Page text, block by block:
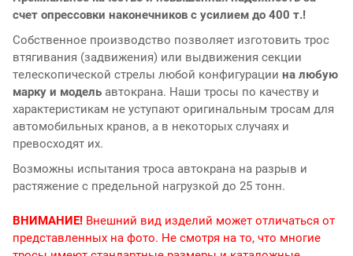
счет опрессовки наконечников с усилием до 400 т.!
Собственное производство позволяет изготовить трос
втягивания (задвижения) или выдвижения секции
телескопической стрелы любой конфигурации на любую
марку и модель автокрана. Наши тросы по качеству и
характеристикам не уступают оригинальным тросам для
автомобильных кранов, а в некоторых случаях и
превосходят их.
Возможны испытания троса автокрана на разрыв и
растяжение с предельной нагрузкой до 25 тонн.
ВНИМАНИЕ! Внешний вид изделий может отличаться от
представленных на фото. Не смотря на то, что многие